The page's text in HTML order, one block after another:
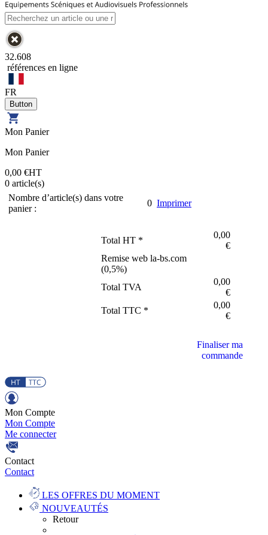
32.608
références en ligne
FR
Mon Panier
Mon Panier
0,00 €HT
0 article(s)
Nombre d’article(s) dans votre
panier :
0 Imprimer
Total HT *
0,00
€
Remise web la-bs.com
(0,5%)
Total TVA
0,00
€
Total TTC *
0,00
€
Finaliser ma
commande
Mon Compte
Mon Compte
Me connecter
Contact
Contact
LES OFFRES DU MOMENT
NOUVEAUTÉS
Retour